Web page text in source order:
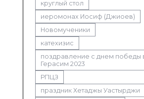
круглый стол
иеромонах Иосиф (Джиоев)
Новомученики
катехизис
поздравление с днем победы
Герасим 2023
РПЦЗ
праздник Хетаджы Уастырджи